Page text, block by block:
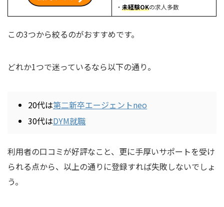
・ 未経験OKの求人多数
この3つから絞るのがおすすめです。
どれか1つで迷っているなら以下の通り。
20代は第二新卒エージェントneo
30代はDYM就職
利用者の口コミが好評なこと、更に手厚いサポートを受け
られる点から、以上の通りに登録すれば失敗しないでしょ
う。